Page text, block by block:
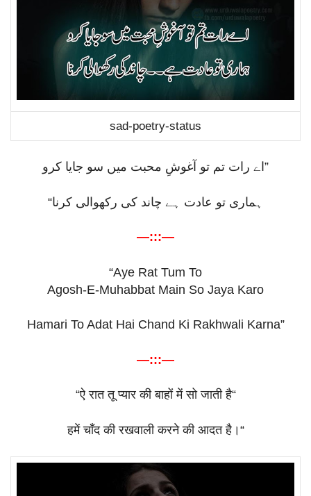
sad-poetry-status
اے رات تم تو آغوشِ محبت میں سو جایا کرو ”
“ہماری تو عادت ہے چاند کی رکھوالی کرنا
—:::—
“Aye Rat Tum To
Agosh-E-Muhabbat Main So Jaya Karo
Hamari To Adat Hai Chand Ki Rakhwali Karna”
—:::—
“ऐ रात तू प्यार की बाहों में सो जाती है“
हमें चाँद की रखवाली करने की आदत है। “